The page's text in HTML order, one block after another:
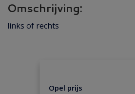
Gereviseerd(8)
Interieur/ Instrumenten
Ontsteking (5)
Omschrijving:
links of rechts
Opel prijs